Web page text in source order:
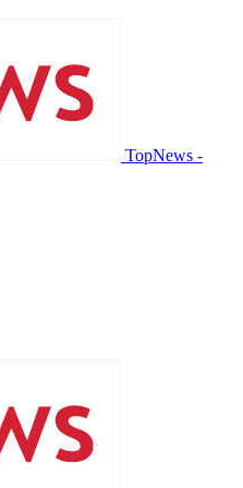
TopNews -